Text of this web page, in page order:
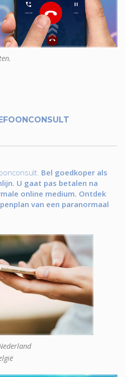
Bel goedkoper als
U gaat pas betalen na
online medium. Ontdek
van een paranormaal